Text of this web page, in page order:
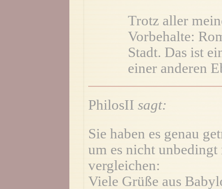
Trotz aller
Vorbehalte:
Stadt. Das ist
einer anderen
PhilosII sagt:
Sie haben es genau
um es nicht
vergleichen:
Viele Grüße aus